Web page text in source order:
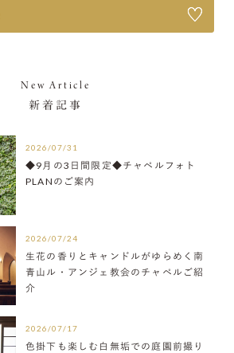
New Article
新着記事
2026/07/31
◆9月の3日間限定◆チャペルフォト
PLANのご案内
2026/07/24
生花の香りとキャンドルがゆらめく南
青山ル・アンジェ教会のチャペルご紹
介
2026/07/17
色掛下も楽しむ白無垢での庭園前撮り